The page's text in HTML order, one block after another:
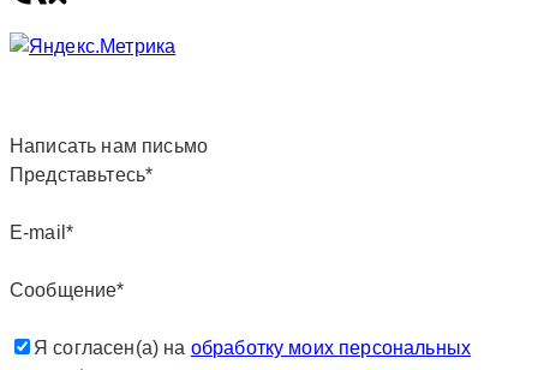
Написать нам письмо
Представьтесь*
E-mail*
Сообщение*
Я согласен(а) на обработку моих персональных